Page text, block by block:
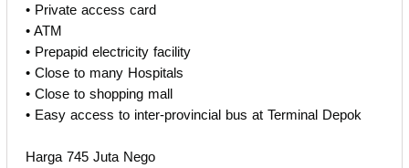
️• Private access card
️• ATM
️• Prepapid electricity facility
️• Close to many Hospitals
️• Close to shopping mall
• Easy access to inter-provincial bus at Terminal Depok
Harga 745 Juta Nego